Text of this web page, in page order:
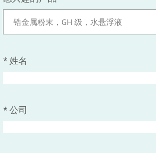
锆金属粉末，GH 级，水悬浮液
*姓名
*公司